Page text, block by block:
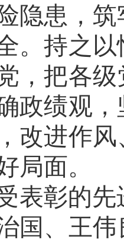
隐患，
。持之
，把各
政绩观
改进作
局面。
表彰的
国、王